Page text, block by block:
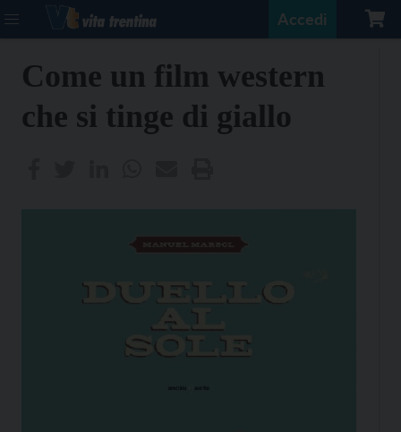
Accedi
Come un film western
che si tinge di giallo